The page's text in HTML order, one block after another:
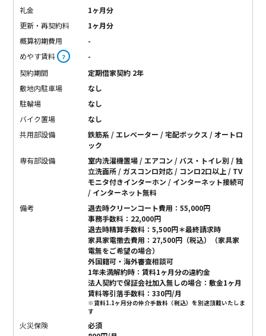
礼金
1ヶ月分
更新・再契約料
1ヶ月分
概算初期費用
-
めやす賃料 ？
-
契約期間
定期借家契約 2年
敷地内駐車場
なし
駐輪場
なし
バイク置場
なし
共用部設備
鉄筋系 / エレベーター / 宅配ボックス / オートロ
ック
専有部設備
室内洗濯機置場 / エアコン / バス・トイレ別 / 独
立洗面所 / ガスコンロ対応 / コンロ2口以上 / TV
モニタ付きインターホン / インターネット接続可
/ インターネット無料
備考
退去時クリーンコート費用：55,000円
事務手数料：22,000円
退去時精算手数料：5,500円＊最終請求時
家具家電撤去費用：27,500円（税込）（家具家
電無をご希望の場合）
外国籍可・海外審査相談可
1年未満解約時：賃料1ヶ月分の違約金
法人契約で保証会社加入無しの場合：敷金1ヶ月
賃料等引落手数料：330円/月
※賃料1.1ヶ月分の仲介手数料（税込）を別途頂戴いたしま
す
火災保険
必須